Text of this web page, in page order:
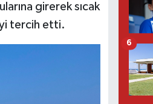
girerek sıcak
tercih etti.
6